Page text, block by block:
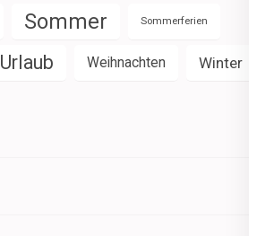
Sommer Sommerferien
Urlaub Weihnachten Winter